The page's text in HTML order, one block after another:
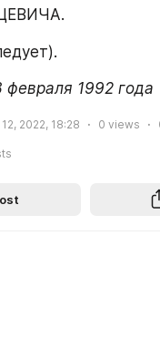
февраля 1992 года
2022, 18:28 0 views